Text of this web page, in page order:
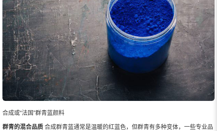
合成或“法国”群青蓝颜料
群青的混合品质 合成群青蓝通常是温暖的红蓝色，但群青有多种变体，一些专业品